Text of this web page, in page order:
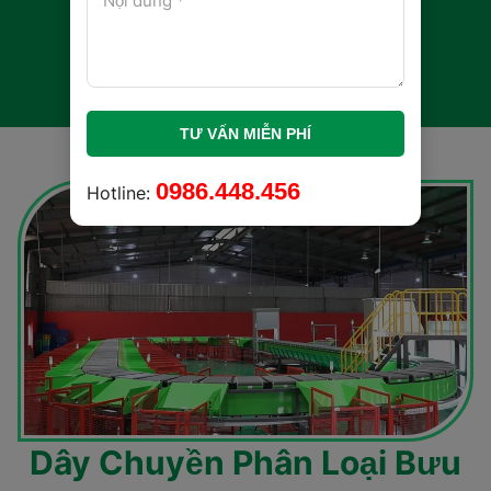
Dây Chuyền Phân Loại Bưu
TƯ VẤN MIỄN PHÍ
Hotline: 0986.448.456